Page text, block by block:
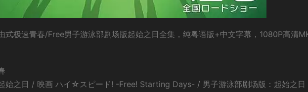
式极速青春/Free男子游泳部剧场版起始之日全集，纯粤语版+中文字幕，1080P高清
始之日 / 映画 ハイ☆スピード! -Free! Starting Days- / 男子游泳部剧场版：起始之